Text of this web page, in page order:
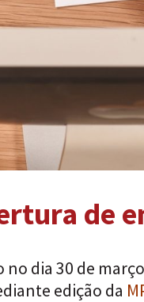
de
dia 30 de
edição da